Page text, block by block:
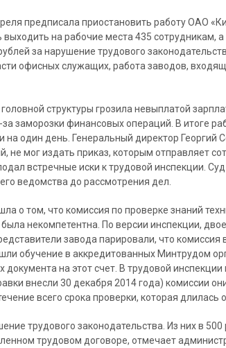
предписала приостановить работу ОАО
на рабочие места 435 сотрудникам,
за нарушение трудового
офисных служащих, работа заводов,
структуры грозила невыплатой
заморозки финансовых операций. В итоге
на один день. Генеральный директор Георгий
мог издать приказ, которым отправляет
встречные иски к трудовой инспекции.
ведомства до рассмотрения дел.
о том, что комиссия по проверке знаний
некомпетентна. По версии инспекции,
завода парировали, что комиссия
обучение в аккредитованных Минтрудом
на этот счет. В трудовой инспекции
внесли 30 декабря 2014 года) комиссии
всего срока проверки, которая длилась
трудового законодательства. Из них в 500
трудовом договоре, отмечает